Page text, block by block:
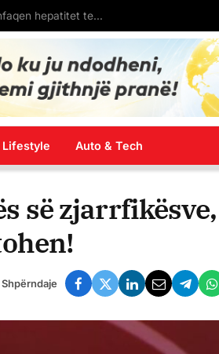
Trajanovski: Pas ndotjes së ujit në Gostivar, mund të shfaqen hepatitet tek qytetarët
Lifestyle Auto & Tech
së zjarrfikësve,
Shpërndaje